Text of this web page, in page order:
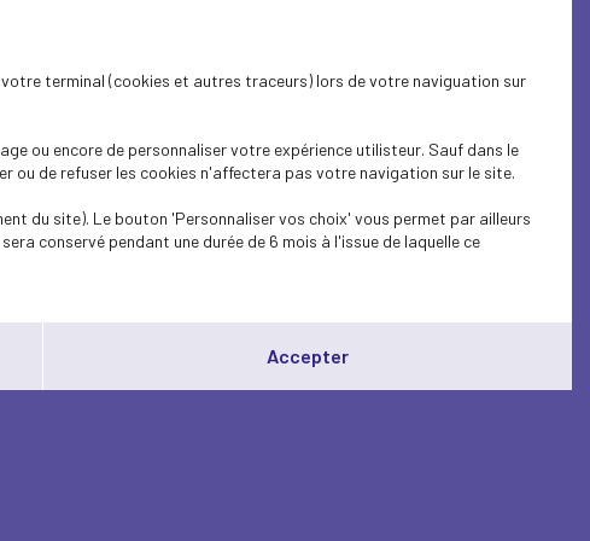
terminal (cookies et autres traceurs) lors de votre naviguation sur
ou encore de personnaliser votre expérience utilisteur. Sauf dans le
ou de refuser les cookies n'affectera pas votre navigation sur le site.
du site). Le bouton 'Personnaliser vos choix' vous permet par ailleurs
conservé pendant une durée de 6 mois à l'issue de laquelle ce
Accepter